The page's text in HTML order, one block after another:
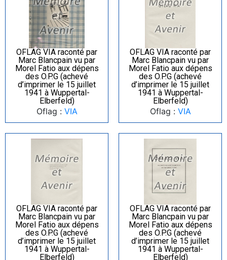
OFLAG VIA raconté par
Marc Blancpain vu par
Morel Fatio aux dépens
des O.P.G (achevé
d’imprimer le 15 juillet
1941 à Wuppertal-
Elberfeld)
Oflag : VIA
OFLAG VIA raconté par
Marc Blancpain vu par
Morel Fatio aux dépens
des O.P.G (achevé
d’imprimer le 15 juillet
1941 à Wuppertal-
Elberfeld)
Oflag : VIA
OFLAG VIA raconté par
Marc Blancpain vu par
Morel Fatio aux dépens
des O.P.G (achevé
d’imprimer le 15 juillet
1941 à Wuppertal-
Elberfeld)
OFLAG VIA raconté par
Marc Blancpain vu par
Morel Fatio aux dépens
des O.P.G (achevé
d’imprimer le 15 juillet
1941 à Wuppertal-
Elberfeld)